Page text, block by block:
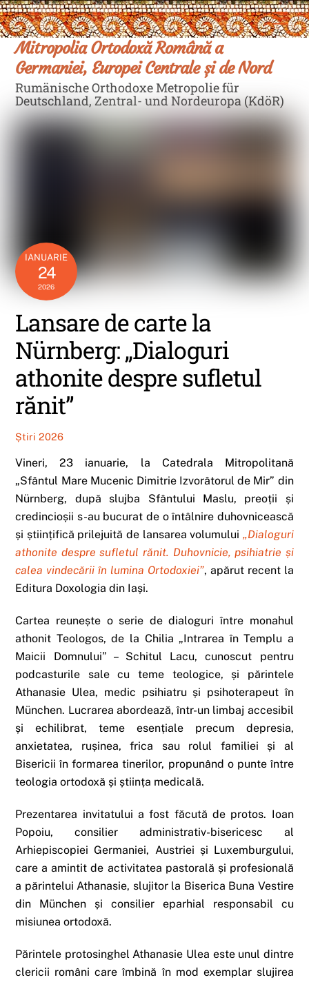
Skip
to
content
Mitropolia Ortodoxă Română a
Germaniei, Europei Centrale și de Nord
Rumänische Orthodoxe Metropolie für
Deutschland, Zentral- und Nordeuropa (KdöR)
IANUARIE
24
2026
Lansare de carte la
Nürnberg: „Dialoguri
athonite despre sufletul
rănit”
Știri 2026
Vineri, 23 ianuarie, la Catedrala Mitropolitană
„Sfântul Mare Mucenic Dimitrie Izvorâtorul de Mir” din
Nürnberg, după slujba Sfântului Maslu, preoții și
credincioșii s-au bucurat de o întâlnire duhovnicească
și științifică prilejuită de lansarea volumului „Dialoguri
athonite despre sufletul rănit. Duhovnicie, psihiatrie și
calea vindecării în lumina Ortodoxiei”, apărut recent la
Editura Doxologia din Iași.
Cartea reunește o serie de dialoguri între monahul
athonit Teologos, de la Chilia „Intrarea în Templu a
Maicii Domnului” – Schitul Lacu, cunoscut pentru
podcasturile sale cu teme teologice, și părintele
Athanasie Ulea, medic psihiatru și psihoterapeut în
München. Lucrarea abordează, într-un limbaj accesibil
și echilibrat, teme esențiale precum depresia,
anxietatea, rușinea, frica sau rolul familiei și al
Bisericii în formarea tinerilor, propunând o punte între
teologia ortodoxă și știința medicală.
Prezentarea invitatului a fost făcută de protos. Ioan
Popoiu, consilier administrativ-bisericesc al
Arhiepiscopiei Germaniei, Austriei și Luxemburgului,
care a amintit de activitatea pastorală și profesională
a părintelui Athanasie, slujitor la Biserica Buna Vestire
din München și consilier eparhial responsabil cu
misiunea ortodoxă.
Părintele protosinghel Athanasie Ulea este unul dintre
clericii români care îmbină în mod exemplar slujirea